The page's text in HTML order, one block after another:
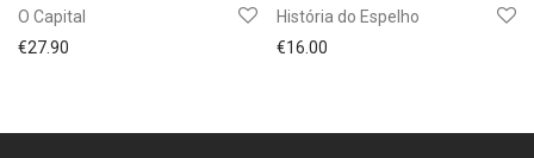
O Capital
€27.90
História do Espelho
€16.00